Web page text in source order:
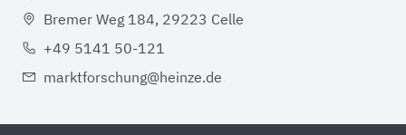
Bremer Weg 184, 29223 Celle
+49 5141 50-121
marktforschung@heinze.de